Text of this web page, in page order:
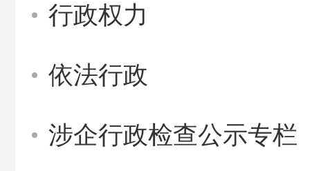
行政权力
依法行政
涉企行政检查公示专栏